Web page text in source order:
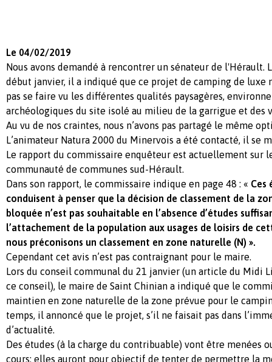
Le 04/02/2019
Nous avons demandé à rencontrer un sénateur de l'Hérault.
début janvier, il a indiqué que ce projet de camping de luxe
pas se faire vu les différentes qualités paysagères,
archéologiques du site isolé au milieu de la garrigue et des
Au vu de nos craintes, nous n’avons pas partagé le même
L’animateur Natura 2000 du Minervois a été contacté, il se
Le rapport du commissaire enquêteur est actuellement sur
communauté de communes sud-Hérault.
Dans son rapport, le commissaire indique en page 48 : « Ces
conduisent à penser que la décision de classement de la
bloquée n’est pas souhaitable en l’absence d’études
l’attachement de la population aux usages de loisirs de
nous préconisons un classement en zone naturelle (N) ».
Cependant cet avis n’est pas contraignant pour le maire.
Lors du conseil communal du 21 janvier (un article du Midi
ce conseil), le maire de Saint Chinian a indiqué que le
maintien en zone naturelle de la zone prévue pour le
temps, il annoncé que le projet, s’il ne faisait pas dans
d’actualité.
Des études (à la charge du contribuable) vont être menées
cours: elles auront pour objectif de tenter de permettre la